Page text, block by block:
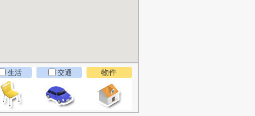
生活 交通 物件